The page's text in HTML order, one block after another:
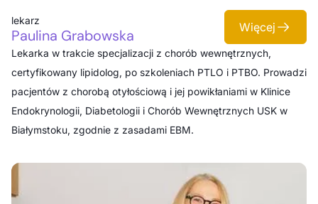
Paulina Grabowska
lekarz Więcej
Lekarka w trakcie specjalizacji z chorób wewnętrznych,
certyfikowany lipidolog, po szkoleniach PTLO i PTBO. Prowadzi
pacjentów z chorobą otyłościową i jej powikłaniami w Klinice
Endokrynologii, Diabetologii i Chorób Wewnętrznych USK w
Białymstoku, zgodnie z zasadami EBM.